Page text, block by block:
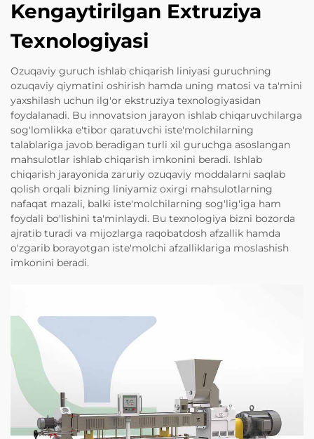
Kengaytirilgan Extruziya
Texnologiyasi
Ozuqaviy guruch ishlab chiqarish liniyasi guruchning
ozuqaviy qiymatini oshirish hamda uning matosi va ta'mini
yaxshilash uchun ilg'or ekstruziya texnologiyasidan
foydalanadi. Bu innovatsion jarayon ishlab chiqaruvchilarga
sog'lomlikka e'tibor qaratuvchi iste'molchilarning
talablariga javob beradigan turli xil guruchga asoslangan
mahsulotlar ishlab chiqarish imkonini beradi. Ishlab
chiqarish jarayonida zaruriy ozuqaviy moddalarni saqlab
qolish orqali bizning liniyamiz oxirgi mahsulotlarning
nafaqat mazali, balki iste'molchilarning sog'lig'iga ham
foydali bo'lishini ta'minlaydi. Bu texnologiya bizni bozorda
ajratib turadi va mijozlarga raqobatdosh afzallik hamda
o'zgarib borayotgan iste'molchi afzalliklariga moslashish
imkonini beradi.